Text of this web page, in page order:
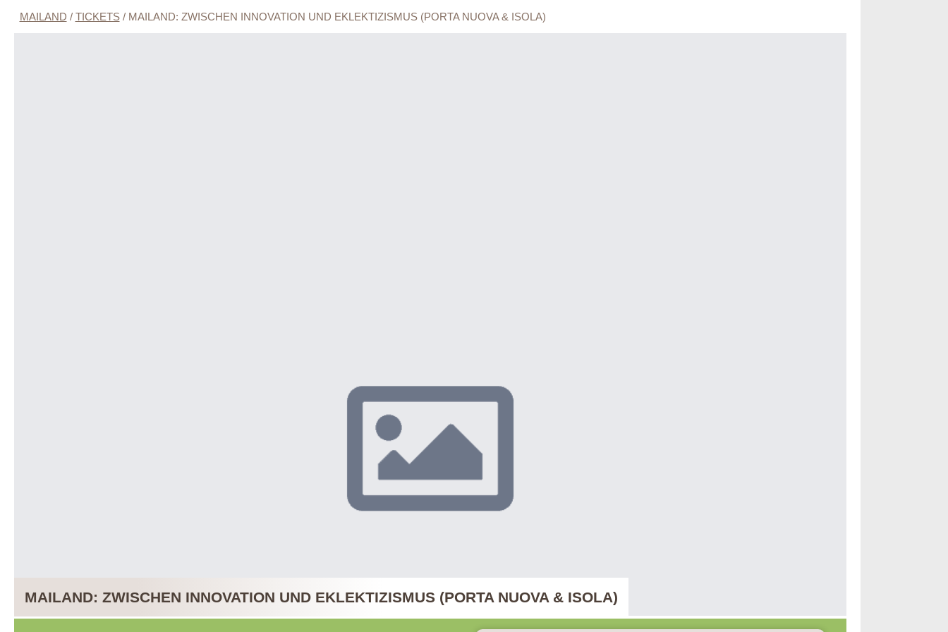
MAILAND / TICKETS/ MAILAND: ZWISCHEN INNOVATION UND EKLEKTIZISMUS (PORTA NUOVA & ISOLA)
MAILAND: ZWISCHEN INNOVATION UND EKLEKTIZISMUS (PORTA NUOVA & ISOLA)